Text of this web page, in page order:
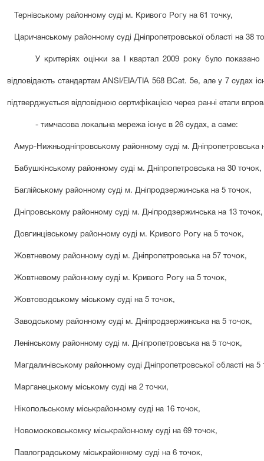
Тернівському районному суді м. Кривого Рогу на 61 точку,
Царичанському районному суді Дніпропетровської області на 38
У критеріях оцінки за І квартал 2009 року було
відповідають стандартамANSI/EIA/TIA 568 BCat. 5е, але у 7 судах
підтверджується відповідною сертифікацією через ранні етапи
- тимчасова локальна мережа існує в 26 судах, а саме:
Амур-Нижньодніпровському районному суді м. Дніпропетровська
Бабушкінському районному суді м. Дніпропетровська на 30 точок,
Баглійському районному суді м. Дніпродзержинська на 5 точок,
Дніпровському районному суді м. Дніпродзержинська на 13 точок,
Довгинцівському районному суді м. Кривого Рогу на 5 точок,
Жовтневому районному суді м. Дніпропетровська на 57 точок,
Жовтневому районному суді м. Кривого Рогу на 5 точок,
Жовтоводському міському суді на 5 точок,
Заводському районному суді м. Дніпродзержинська на 5 точок,
Ленінському районному суді м. Дніпропетровська на 5 точок,
Магдалинівському районному суді Дніпропетровської області на 5
Марганецькому міському суді на 2 точки,
Нікопольському міськрайонному суді на 16 точок,
Новомосковськомку міськрайонному суді на 69 точок,
Павлоградському міськрайонному суді на 6 точок,